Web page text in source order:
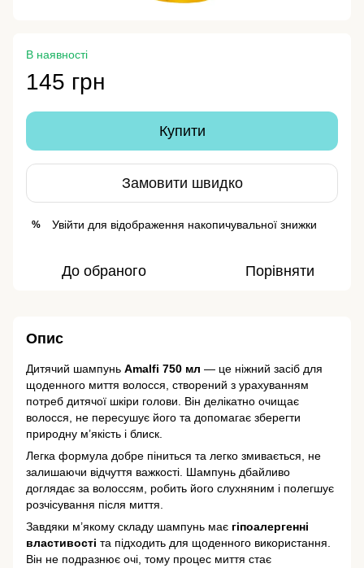
В наявності
145 грн
Купити
Замовити швидко
% Увійти для відображення накопичувальної знижки
До обраного Порівняти
Опис
Дитячий шампунь Amalfi 750 мл — це ніжний засіб для
щоденного миття волосся, створений з урахуванням
потреб дитячої шкіри голови. Він делікатно очищає
волосся, не пересушує його та допомагає зберегти
природну м’якість і блиск.
Легка формула добре піниться та легко змивається, не
залишаючи відчуття важкості. Шампунь дбайливо
доглядає за волоссям, робить його слухняним і полегшує
розчісування після миття.
Завдяки м’якому складу шампунь має гіпоалергенні
властивості та підходить для щоденного використання.
Він не подразнює очі, тому процес миття стає